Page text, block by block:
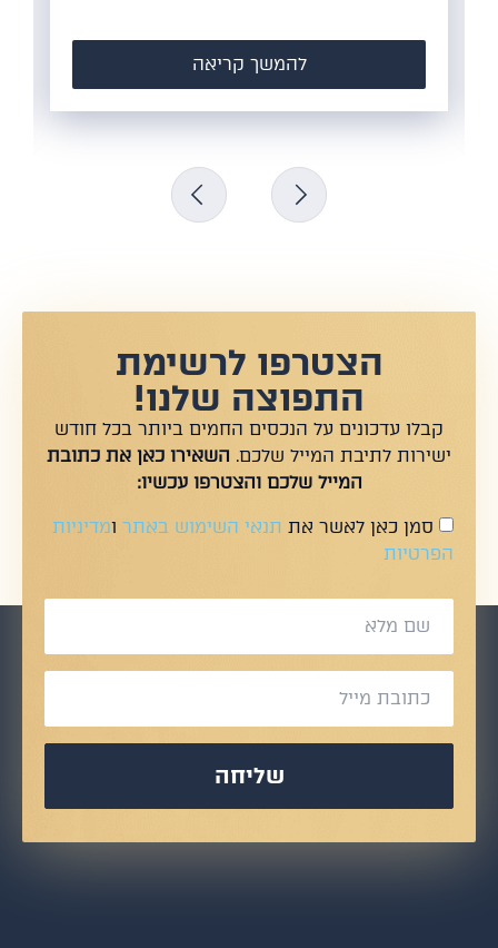
הצטרפו לרשימת
התפוצה שלנו!
קבלו עדכונים על הנכסים החמים ביותר בכל חודש
ישירות לתיבת המייל שלכם. השאירו כאן את כתובת
המייל שלכם והצטרפו עכשיו:
סמן כאן לאשר את תנאי השימוש באתר ומדיניות
הפרטיות
שליחה